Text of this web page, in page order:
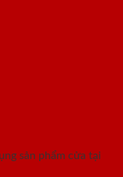
sản phẩm cửa tại